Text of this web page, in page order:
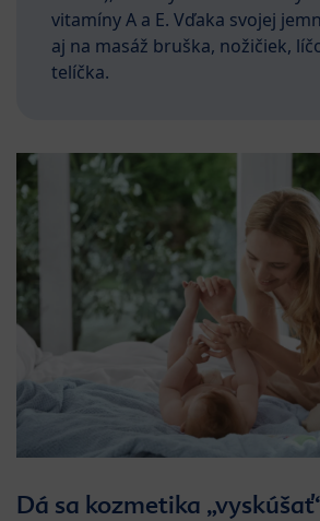
vitamíny A a E. Vďaka svojej
aj na masáž bruška, nožičiek,
telíčka.
Dá sa kozmetika